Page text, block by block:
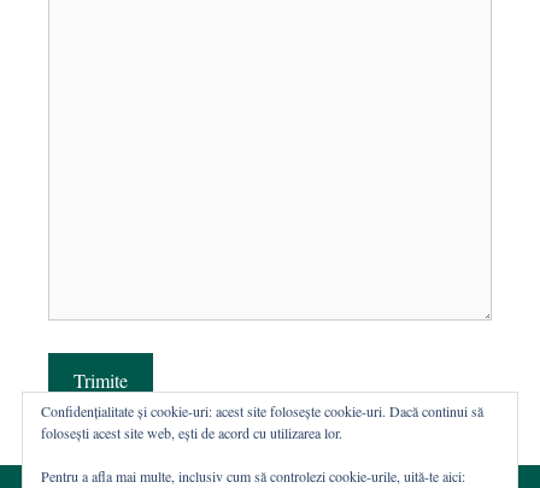
Trimite
Confidențialitate și cookie-uri: acest site folosește cookie-uri. Dacă continui să
folosești acest site web, ești de acord cu utilizarea lor.
Pentru a afla mai multe, inclusiv cum să controlezi cookie-urile, uită-te aici: